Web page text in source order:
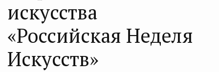
искусства
«Российская Неделя
Искусств»